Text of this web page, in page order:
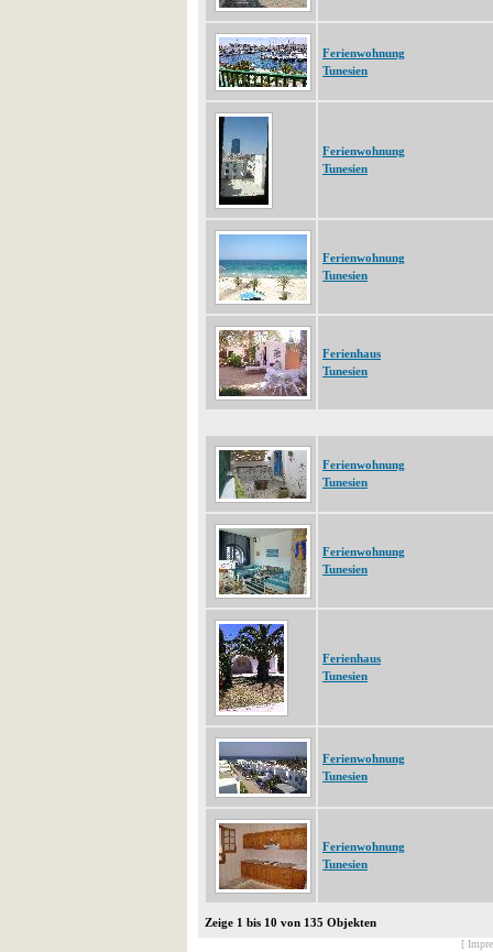
Ferienwohnung
Tunesien
Ferienwohnung
Tunesien
Ferienwohnung
Tunesien
Ferienhaus
Tunesien
Ferienwohnung
Tunesien
Ferienwohnung
Tunesien
Ferienhaus
Tunesien
Ferienwohnung
Tunesien
Ferienwohnung
Tunesien
Zeige 1 bis 10 von 135 Objekten
[